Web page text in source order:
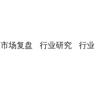
市场复盘 行业研究 行业